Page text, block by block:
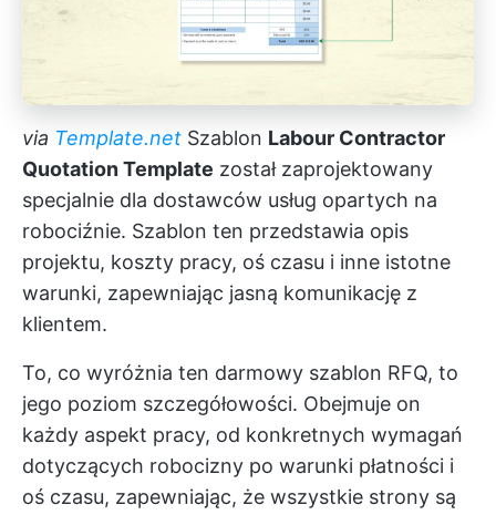
via Template.net Szablon Labour Contractor
Quotation Template został zaprojektowany
specjalnie dla dostawców usług opartych na
robociźnie. Szablon ten przedstawia opis
projektu, koszty pracy, oś czasu i inne istotne
warunki, zapewniając jasną komunikację z
klientem.
To, co wyróżnia ten darmowy szablon RFQ, to
jego poziom szczegółowości. Obejmuje on
każdy aspekt pracy, od konkretnych wymagań
dotyczących robocizny po warunki płatności i
oś czasu, zapewniając, że wszystkie strony są